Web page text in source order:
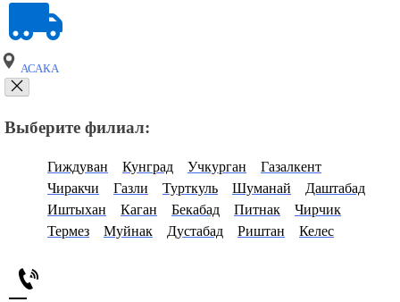
АСАКА
Выберите филиал:
Гиждуван Кунград Учкурган
Газалкент
Чиракчи
Газли Турткуль Шуманай
Даштабад
Иштыхан
Каган Бекабад Питнак
Чирчик
Термез
Муйнак Дустабад Риштан Келес